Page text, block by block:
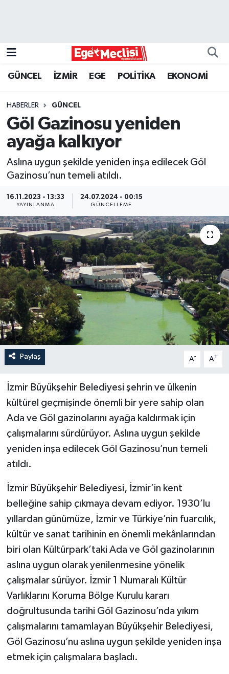
GÜNCEL İZMİR EGE POLİTİKA EKONOMİ
HABERLER GÜNCEL
Göl Gazinosu yeniden
ayağa kalkıyor
Aslına uygun şekilde yeniden inşa edilecek Göl
Gazinosu’nun temeli atıldı.
16.11.2023 - 13:33
YAYINLANMA
24.07.2024 - 00:15
GÜNCELLEME
Paylaş A- A+
İzmir Büyükşehir Belediyesi şehrin ve ülkenin
kültürel geçmişinde önemli bir yere sahip olan
Ada ve Göl gazinolarını ayağa kaldırmak için
çalışmalarını sürdürüyor. Aslına uygun şekilde
yeniden inşa edilecek Göl Gazinosu’nun temeli
atıldı.
İzmir Büyükşehir Belediyesi, İzmir’in kent
belleğine sahip çıkmaya devam ediyor. 1930’lu
yıllardan günümüze, İzmir ve Türkiye’nin fuarcılık,
kültür ve sanat tarihinin en önemli mekânlarından
biri olan Kültürpark’taki Ada ve Göl gazinolarının
aslına uygun olarak yenilenmesine yönelik
çalışmalar sürüyor. İzmir 1 Numaralı Kültür
Varlıklarını Koruma Bölge Kurulu kararı
doğrultusunda tarihi Göl Gazinosu’nda yıkım
çalışmalarını tamamlayan Büyükşehir Belediyesi,
Göl Gazinosu’nu aslına uygun şekilde yeniden inşa
etmek için çalışmalara başladı.
GÜNCEL
İZMİR
ÖZEL HABER
POLİTİKA
Programlar
SPOR
YAŞAM